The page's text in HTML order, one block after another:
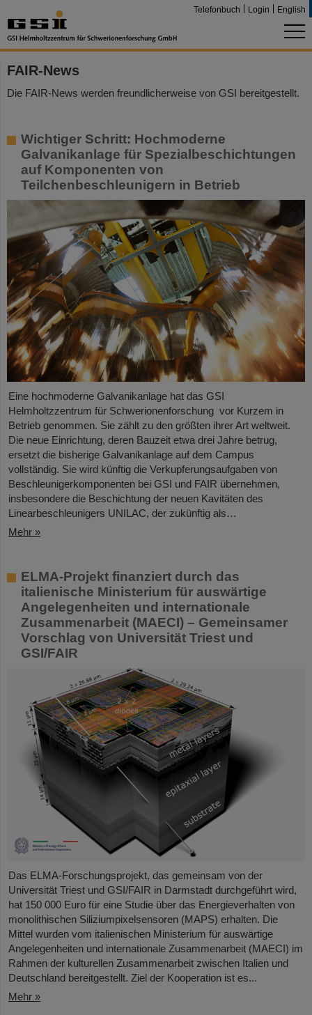
Telefonbuch Login English
FAIR-News
Die FAIR-News werden freundlicherweise von GSI bereitgestellt.
Wichtiger Schritt: Hochmoderne
Galvanikanlage für Spezialbeschichtungen
auf Komponenten von
Teilchenbeschleunigern in Betrieb
Eine hochmoderne Galvanikanlage hat das GSI
Helmholtzzentrum für Schwerionenforschung vor Kurzem in
Betrieb genommen. Sie zählt zu den größten ihrer Art weltweit.
Die neue Einrichtung, deren Bauzeit etwa drei Jahre betrug,
ersetzt die bisherige Galvanikanlage auf dem Campus
vollständig. Sie wird künftig die Verkupferungsaufgaben von
Beschleunigerkomponenten bei GSI und FAIR übernehmen,
insbesondere die Beschichtung der neuen Kavitäten des
Linearbeschleunigers UNILAC, der zukünftig als…
Mehr »
ELMA-Projekt finanziert durch das
italienische Ministerium für auswärtige
Angelegenheiten und internationale
Zusammenarbeit (MAECI) – Gemeinsamer
Vorschlag von Universität Triest und
GSI/FAIR
Das ELMA-Forschungsprojekt, das gemeinsam von der
Universität Triest und GSI/FAIR in Darmstadt durchgeführt wird,
hat 150 000 Euro für eine Studie über das Energieverhalten von
monolithischen Siliziumpixelsensoren (MAPS) erhalten. Die
Mittel wurden vom italienischen Ministerium für auswärtige
Angelegenheiten und internationale Zusammenarbeit (MAECI) im
Rahmen der kulturellen Zusammenarbeit zwischen Italien und
Deutschland bereitgestellt. Ziel der Kooperation ist es...
Mehr »